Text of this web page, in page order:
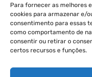
Para fornecer as melhores
cookies para armazenar e/
consentimento para essas
como comportamento de
consentir ou retirar o
certos recursos e funções.
Vivo
Samsung
Como